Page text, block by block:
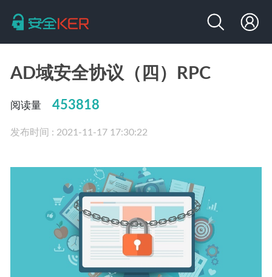
AD域安全协议（四）RPC
阅读量 453818
发布时间 : 2021-11-17 17:30:22